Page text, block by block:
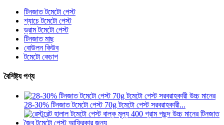
টিনজাত টমেটো পেস্ট
শ্যাচে টমেটো পেস্ট
ড্রাম টমেটো পেস্ট
টিনজাত মাছ
বোউলন কিউব
টমেটো কেচাপ
বৈশিষ্ট্য পণ্য
28-30% টিনজাত টমেটো পেস্ট 70g টমেটো পেস্ট সরবরাহকারী...